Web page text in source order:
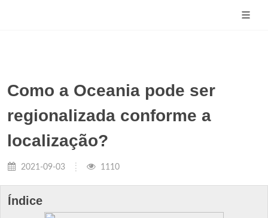
Como a Oceania pode ser
regionalizada conforme a
localização?
2021-09-03 1110
Índice